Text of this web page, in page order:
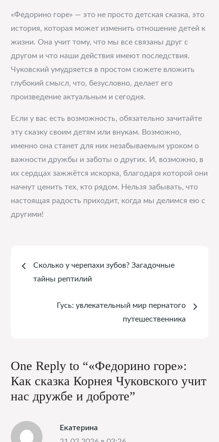
«Федорино горе» — это не просто детская сказка, это
история, которая может изменить отношение детей к
жизни. Она учит тому, что мы все связаны друг с
другом и что наши действия имеют последствия.
Чуковский умудряется в простом сюжете вложить
глубокий смысл, что, безусловно, делает его
произведение актуальным и сегодня.
Если у вас есть возможность, обязательно зачитайте
эту сказку своим детям или внукам. Возможно,
именно она станет для них незабываемым уроком о
важности дружбы и заботы о других. И, возможно, в
их сердцах зажжётся искорка, благодаря которой они
начнут ценить тех, кто рядом. Нельзя забывать, что
настоящая радость приходит, когда мы делимся ею с
другими!
Навигация
записям
Сколько у черепахи зубов? Загадочные
тайны рептилий
Гусь: увлекательный мир пернатого
путешественника
One Reply to “«Федорино горе»:
Как сказка Корнея Чуковского учит
нас дружбе и доброте”
Екатерина